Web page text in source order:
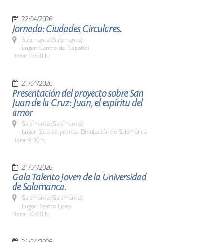
22/04/2026
Jornada: Ciudades Circulares.
Salamanca (Salamanca)
Lugar: Centro del Español
Hora: 10:00 h.
21/04/2026
Presentación del proyecto sobre San
Juan de la Cruz: Juan, el espíritu del
amor
Salamanca (Salamanca)
Lugar: Sala de prensa. Diputación de Salamanca
Hora: 9:30 h.
21/04/2026
Gala Talento Joven de la Universidad
de Salamanca.
Salamanca (Salamanca)
Lugar: Teatro Liceo
Hora: 20:00 h.